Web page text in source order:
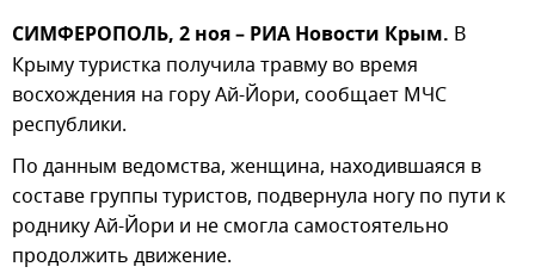
СИМФЕРОПОЛЬ, 2 ноя – РИА Новости Крым. В
Крыму туристка получила травму во время
восхождения на гору Ай-Йори, сообщает МЧС
республики.
По данным ведомства, женщина, находившаяся в
составе группы туристов, подвернула ногу по пути к
роднику Ай-Йори и не смогла самостоятельно
продолжить движение.